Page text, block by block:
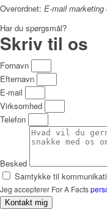
Overordnet: E-mail
Har du spørgsmål?
Skriv til os
Fornavn
Efternavn
E-mail
Virksomhed
Telefon
Besked
Samtykke til
Jeg accepterer For A Facts
Kontakt mig